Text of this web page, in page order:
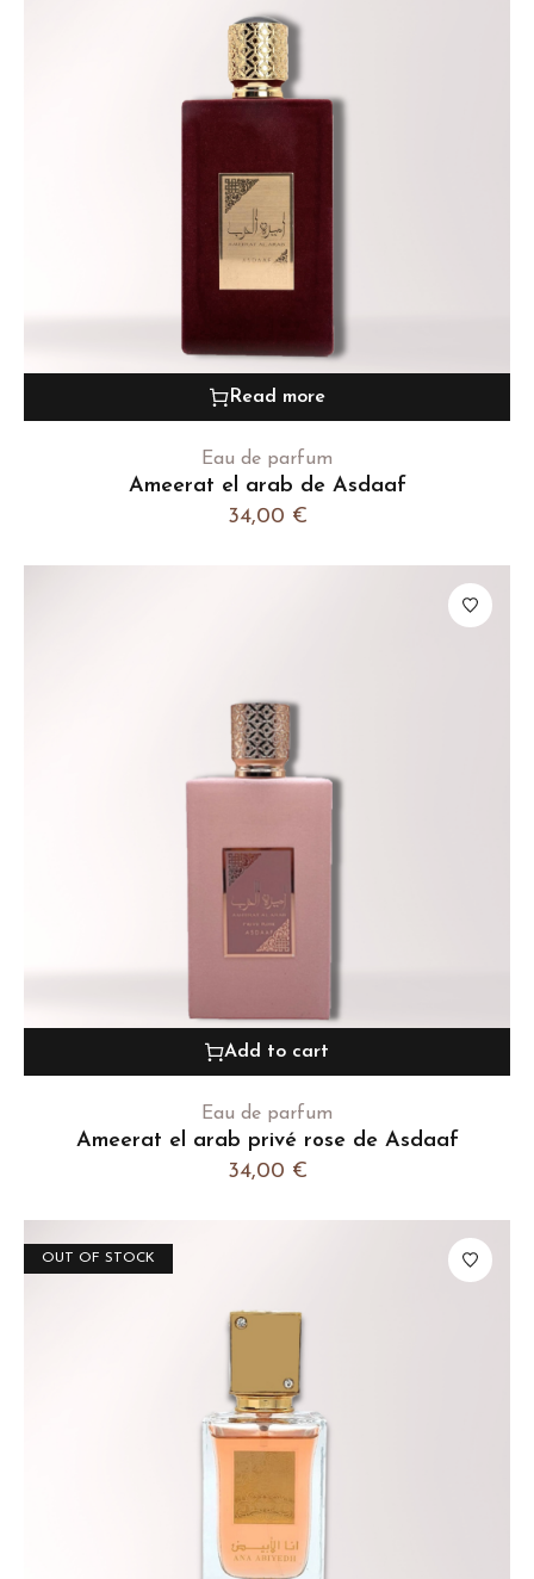
Read more
Eau de parfum
Ameerat el arab de Asdaaf
34,00 €
Add to cart
Eau de parfum
Ameerat el arab privé rose de Asdaaf
34,00 €
OUT OF STOCK